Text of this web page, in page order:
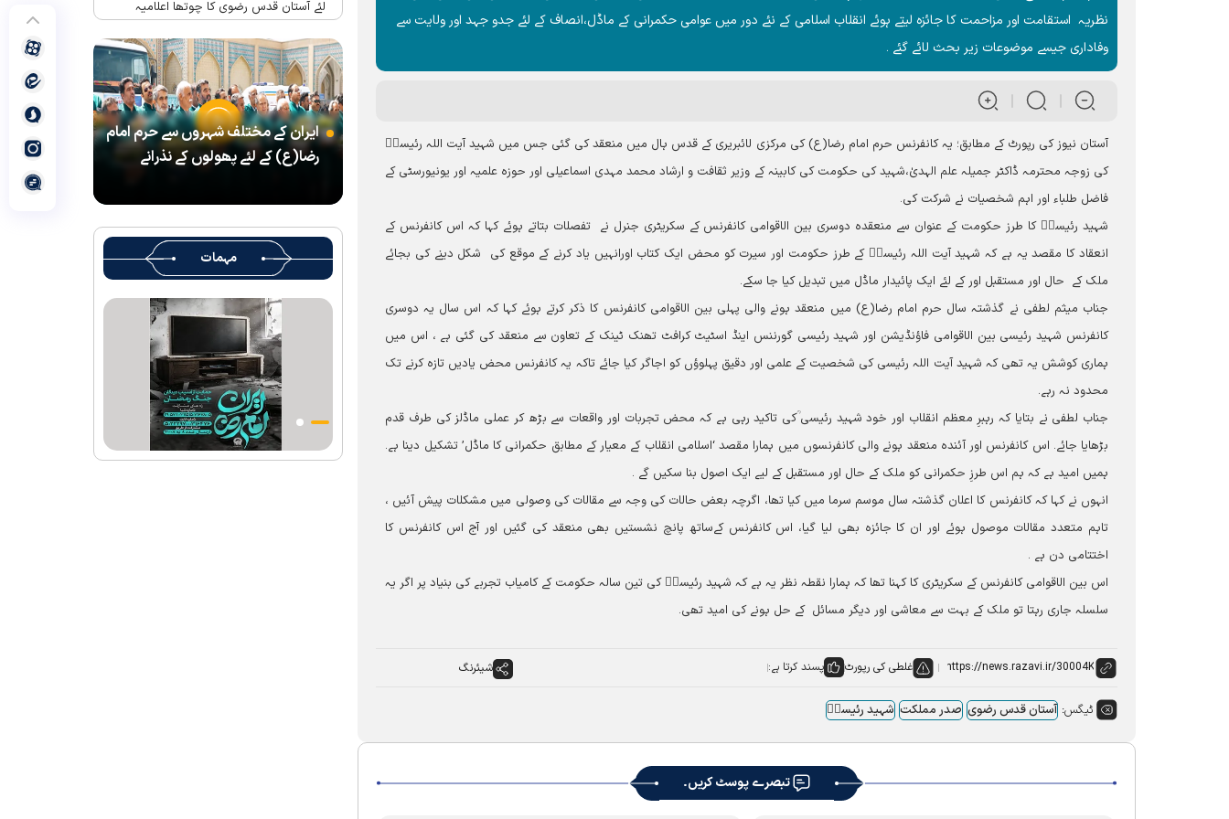
نظریہ استقامت اور مزاحمت کا جائزہ لیتے ہوئے انقلاب اسلامی کے نئے دور میں عوامی حکمرانی کے ماڈل،انصاف کے لئے جدو جہد اور ولایت سے
وفاداری جیسے موضوعات زیر بحث لائے گئے ۔
آستان نیوز کی رپورٹ کے مطابق؛ یہ کانفرنس حرم امام رضا(ع) کی مرکزی لائبریری کے قدس ہال میں منعقد کی گئی جس میں شہید آیت اللہ رئیسیؒ
کی زوجہ محترمہ ڈاکٹر جمیلہ علم الہدیٰ،شہید کی حکومت کی کابینہ کے وزیر ثقافت و ارشاد محمد مہدی اسماعیلی اور حوزہ علمیہ اور یونیورسٹی کے
فاضل طلباء اور اہم شخصیات نے شرکت کی۔
شہید رئیسیؒ کا طرز حکومت کے عنوان سے منعقدہ دوسری بین الاقوامی کانفرنس کے سکریٹری جنرل نے تفصلات بتاتے ہوئے کہا کہ اس کانفرنس کے
انعقاد کا مقصد یہ ہے کہ شہید آیت اللہ رئیسیؒ کے طرز حکومت اور سیرت کو محض ایک کتاب اورانہیں یاد کرنے کے موقع کی شکل دینے کی بجائے
ملک کے حال اور مستقبل اور کے لئے ایک پائیدار ماڈل میں تبدیل کیا جا سکے۔
جناب میثم لطفی نے گذشتہ سال حرم امام رضا(ع) میں منعقد ہونے والی پہلی بین الاقوامی کانفرنس کا ذکر کرتے ہوئے کہا کہ اس سال یہ دوسری
کانفرنس شہید رئیسی بین الاقوامی فاؤنڈیشن اور شہید رئیسی گورننس اینڈ اسٹیٹ کرافٹ تھنک ٹینک کے تعاون سے منعقد کی گئی ہے ، اس میں
ہماری کوشش یہ تھی کہ شہید آیت اللہ رئیسی کی شخصیت کے علمی اور دقیق پہلوؤں کو اجاگر کیا جائے تاکہ یہ کانفرنس محض یادیں تازہ کرنے تک
محدود نہ رہے۔
جناب لطفی نے بتایا کہ رہبرِ معظم انقلاب اور خود شہید رئیسی ؒکی تاکید رہی ہے کہ محض تجربات اور واقعات سے بڑھ کر عملی ماڈلز کی طرف قدم
بڑھایا جائے۔ اس کانفرنس اور آئندہ منعقد ہونے والی کانفرنسوں میں ہمارا مقصد ‘اسلامی انقلاب کے معیار کے مطابق حکمرانی کا ماڈل’ تشکیل دینا ہے۔
ہمیں امید ہے کہ ہم اس طرزِ حکمرانی کو ملک کے حال اور مستقبل کے لیے ایک اصول بنا سکیں گے ۔
انہوں نے کہا کہ کانفرنس کا اعلان گذشتہ سال موسم سرما میں کیا تھا، اگرچہ بعض حالات کی وجہ سے مقالات کی وصولی میں مشکلات پیش آئیں ،
تاہم متعدد مقالات موصول ہوئے اور ان کا جائزہ بھی لیا گیا، اس کانفرنس کےساتھ پانچ نشستیں بھی منعقد کی گئيں اور آج اس کانفرنس کا
اختتامی دن ہے ۔
اس بین الاقوامی کانفرنس کے سکریٹری کا کہنا تھا کہ ہمارا نقطہ نظر یہ ہے کہ شہید رئیسیؒ کی تین سالہ حکومت کے کامیاب تجربے کی بنیاد پر اگر یہ
سلسلہ جاری رہتا تو ملک کے بہت سے معاشی اور دیگر مسائل کے حل ہونے کی امید تھی۔
غلطی کی رپورٹ پسند کرتا ہے: شیئرنگ
ٹیگس: آستان قدس رضوی صدر مملکت شہید رئیسیؒ
تبصرے پوسٹ کریں۔
لئے آستان قدس رضوی کا چوتھا اعلامیہ
حرم امام رضا(ع) میں واقع شہید رہبر(رح)
کے تحائف کا میوزیم اور قرآنی میوزیم کھول
دیا گیا ہے
شہید رہبر کے تشیع جنازہ میں شرکت کے لئے
آستان قدس رضوی کے متولی کا پیغام
بین الاقوامی سطح پر ’’قومو للہ‘‘ نعرے کی
پروگرام
رہبرشہید کے سوگواروں کے لئے کرامت رضوی
(( آقای شہید ایران )) نامی چار جلدوں پر
مشتمل کتاب منظرعام پر آگئی
شہید رہبر(رح) ایک قرآنی نابغہ اور قرآنی
احکامات پرعمل کرنے والی شخصیت تھے؛
استاد پناہی
ایران کے مختلف شہروں سے حرم امام
رضا(ع) کے لئے پھولوں کے نذرانے
مہمات